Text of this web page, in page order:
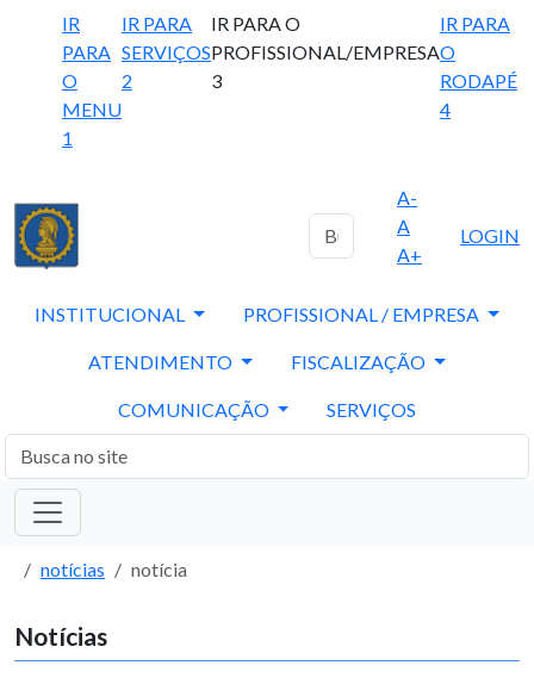
IR
PARA
O
MENU
1
IR PARA
SERVIÇOS
2
IR PARA O
PROFISSIONAL/EMPRESA
3
IR PARA
O
RODAPÉ
4
A-
A
A+
LOGIN
INSTITUCIONAL PROFISSIONAL / EMPRESA
ATENDIMENTO FISCALIZAÇÃO
COMUNICAÇÃO SERVIÇOS
notícias notícia
Notícias